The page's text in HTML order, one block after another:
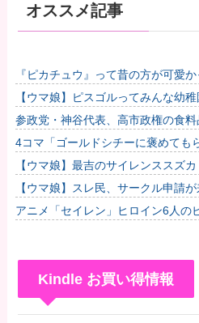
オススメ記事
『ピカチュウ』って昔の方が可愛
【ウマ娘】ピスゴルってみんな幼
ね他
参政党・神谷代表、高市政権の食料
一刀両断
4コマ「ゴールドシチーに褒めても
ウルス」
【ウマ娘】最吉のサイレンススズカ
【ウマ娘】スレ民、サークル申請
ず拒否してしまう
アニメ「セイレン」ヒロイン6人の
Kindle お買い得情報